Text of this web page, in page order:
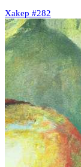
Xakep #282